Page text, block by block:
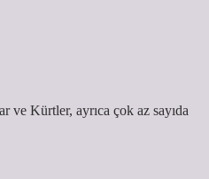
ve Kürtler, ayrıca çok az sayıda